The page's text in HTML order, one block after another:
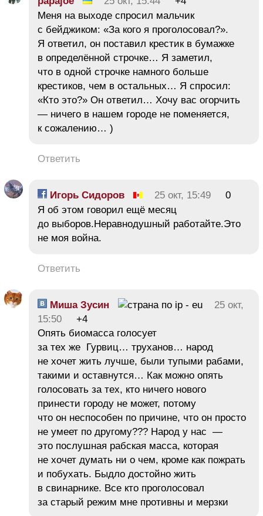
Меня на выходе спросил мальчик
с бейджиком: «За кого я проголосовал?».
Я ответил, он поставил крестик в бумажке
в определённой строчке… Я заметил,
что в одной строчке намного больше
крестиков, чем в остальных… Я спросил:
«Кто это?» Он ответил… Хочу вас огорчить
— ничего в нашем городе не поменяется,
к сожалению… )
Ответить
Игорь Сидоров 25 окт, 15:49
0
Я об этом говорил ещё месяц
до выборов.Неравнодушный работайте.Это
не моя война.
Ответить
Миша Зусин
25 окт,
15:50
+4
Опять биомасса голосует
за тех же Гурвиц… труханов… народ
не хочет жить лучше, были тупыми рабами,
такими и оставнутся… Как можно опять
голосовать за тех, кто ничего нового
принести городу не может, потому
что он неспособен по причине, что он просто
не умеет по другому??? Народ у нас —
это послушная рабская масса, которая
не хочет думать ни о чем, кроме как пожрать
и побухать. Быдло достойно жить
в свинарнике. Все кто проголосовал
за старый режим мне противны и мерзки